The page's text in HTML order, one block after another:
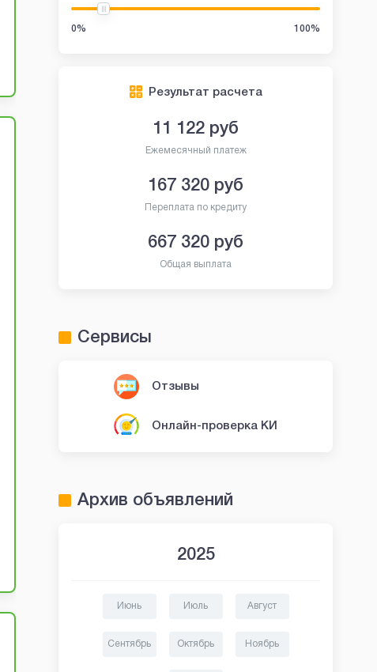
0% 100%
Результат расчета
11 122 руб
Ежемесячный платеж
167 320 руб
Переплата по кредиту
667 320 руб
Общая выплата
Сервисы
Отзывы
Онлайн-проверка КИ
Архив объявлений
2025
Июнь Июль Август
Сентябрь Октябрь Ноябрь